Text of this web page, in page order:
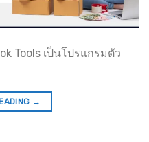
Tools เป็นโปรแกรมตัว
→